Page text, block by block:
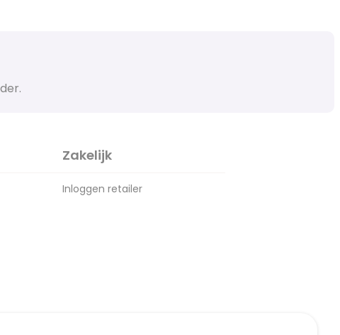
Zakelijk
Inloggen retailer